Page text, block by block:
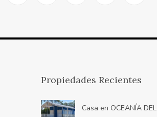
Propiedades Recientes
Casa en OCEANÍA DEL